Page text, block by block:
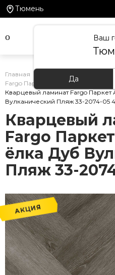
Тюмень
Ваш
Да
Главная Каталог товаров
Fargo Паркет Английская ёлка
Кварцевый ламинат Fargo Паркет
Вулканический Пляж 33-2074-05
Кварцевый
Fargo
ёлка Дуб
Пляж 33-
АКЦИЯ